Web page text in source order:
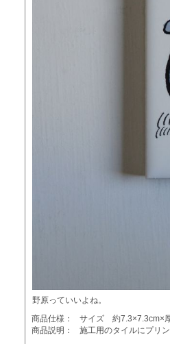
野原っていいよね。
商品仕様：
サイズ 約7.3×7.3cm×
商品説明：
施工用のタイルにプリ